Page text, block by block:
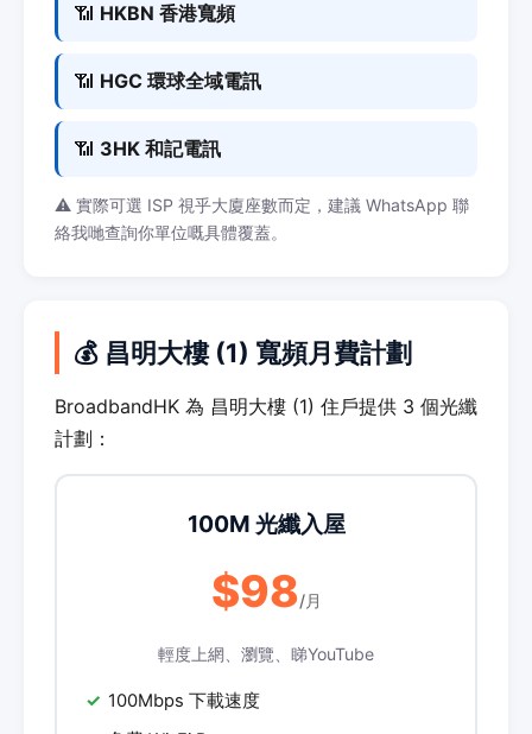
📶 HKBN 香港寬頻
📶 HGC 環球全域電訊
📶 3HK 和記電訊
⚠️ 實際可選 ISP 視乎大廈座數而定，建議 WhatsApp 聯
絡我哋查詢你單位嘅具體覆蓋。
💰 昌明大樓 (1) 寬頻月費計劃
BroadbandHK 為 昌明大樓 (1) 住戶提供 3 個光纖
計劃：
100M 光纖入屋
$98/月
輕度上網、瀏覽、睇YouTube
100Mbps 下載速度